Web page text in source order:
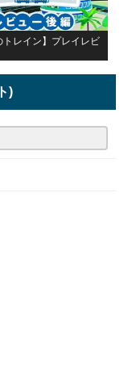
トレイン】プレイレビ
)